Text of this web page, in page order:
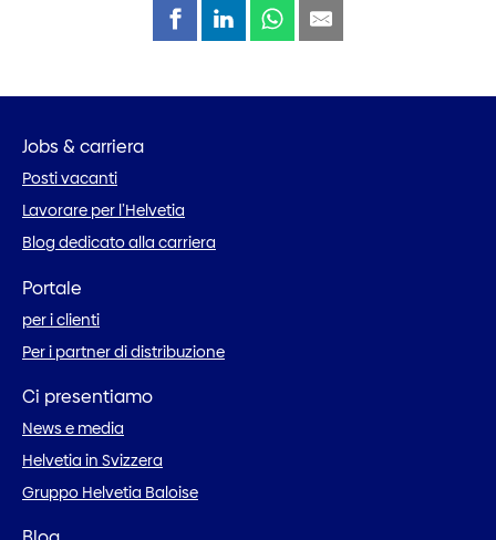
Jobs & carriera
Posti vacanti
Lavorare per l’Helvetia
Blog dedicato alla carriera
Portale
per i clienti
Per i partner di distribuzione
Ci presentiamo
News e media
Helvetia in Svizzera
Gruppo Helvetia Baloise